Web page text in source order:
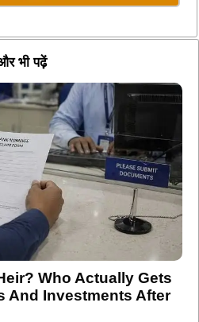
भी पढ़ें
Who Actually Gets
And Investments After